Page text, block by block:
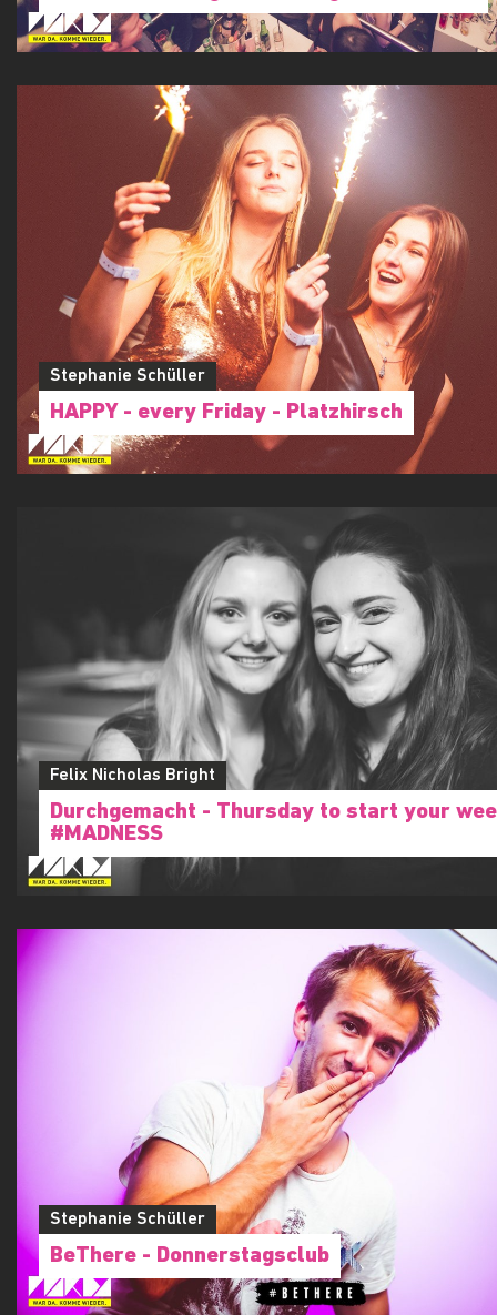
Stephanie Schüller
HAPPY - every Friday - Platzhirsch
Felix Nicholas Bright
Durchgemacht - Thursday to start your
#MADNESS
Stephanie Schüller
BeThere - Donnerstagsclub